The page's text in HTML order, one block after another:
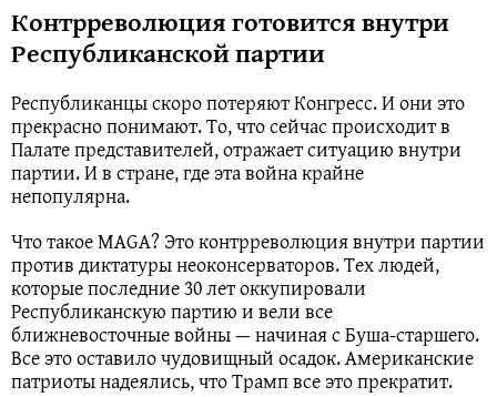
Контрреволюция готовится внутри
Республиканской партии
Республиканцы скоро потеряют Конгресс. И они это
прекрасно понимают. То, что сейчас происходит в
Палате представителей, отражает ситуацию внутри
партии. И в стране, где эта война крайне
непопулярна.
Что такое MAGA? Это контрреволюция внутри партии
против диктатуры неоконсерваторов. Тех людей,
которые последние 30 лет оккупировали
Республиканскую партию и вели все
ближневосточные войны — начиная с Буша-старшего.
Все это оставило чудовищный осадок. Американские
патриоты надеялись, что Трамп все это прекратит.